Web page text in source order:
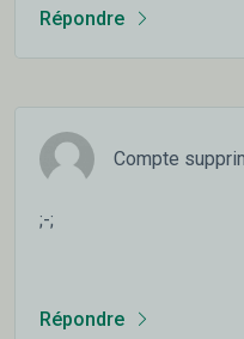
Répondre
Compte
;-;
Répondre